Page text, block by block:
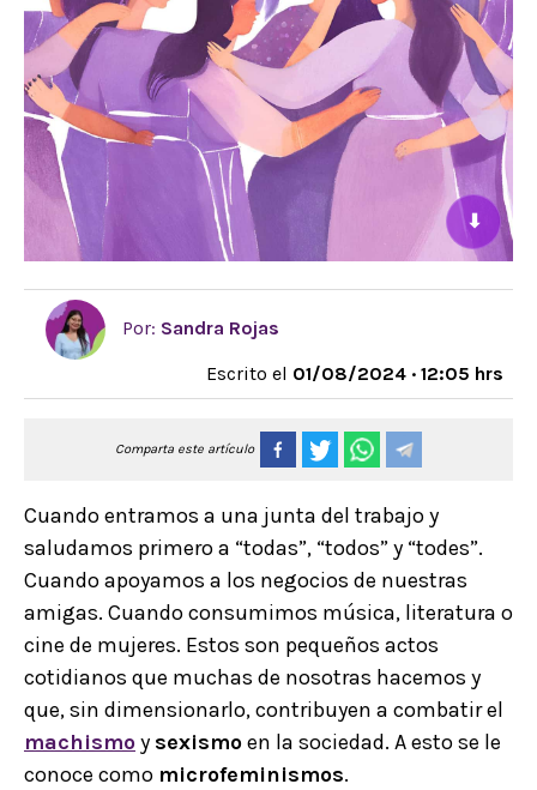
⬇
Por: Sandra Rojas
Escrito el 01/08/2024 · 12:05 hrs
Comparta este artículo
Cuando entramos a una junta del trabajo y
saludamos primero a “todas”, “todos” y “todes”.
Cuando apoyamos a los negocios de nuestras
amigas. Cuando consumimos música, literatura o
cine de mujeres. Estos son pequeños actos
cotidianos que muchas de nosotras hacemos y
que, sin dimensionarlo, contribuyen a combatir el
machismoy sexismoen la sociedad. A esto se le
conoce como microfeminismos.